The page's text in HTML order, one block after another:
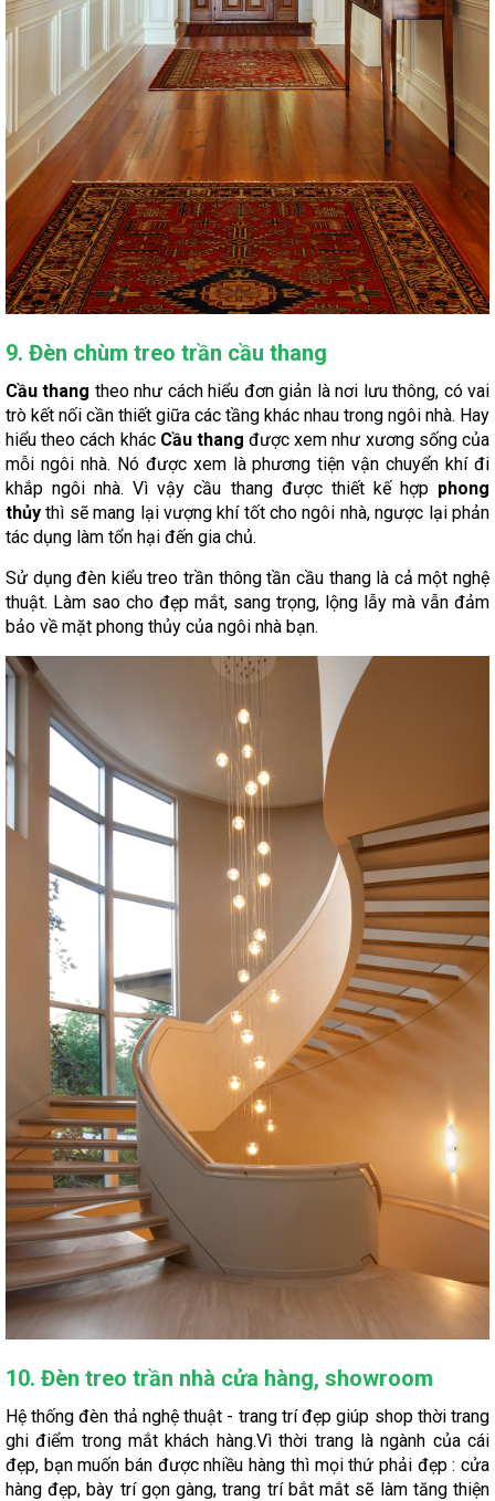
9. Đèn chùm treo trần cầu thang
Cầu thang theo như cách hiểu đơn giản là nơi lưu thông, có vai
trò kết nối cần thiết giữa các tầng khác nhau trong ngôi nhà. Hay
hiểu theo cách khác Cầu thang được xem như xương sống của
mỗi ngôi nhà. Nó được xem là phương tiện vận chuyển khí đi
khắp ngôi nhà. Vì vậy cầu thang được thiết kế hợp phong
thủy thì sẽ mang lại vượng khí tốt cho ngôi nhà, ngược lại phản
tác dụng làm tổn hại đến gia chủ.
Sử dụng đèn kiểu treo trần thông tần cầu thang là cả một nghệ
thuật. Làm sao cho đẹp mắt, sang trọng, lộng lẫy mà vẫn đảm
bảo về mặt phong thủy của ngôi nhà bạn.
10. Đèn treo trần nhà cửa hàng, showroom
Hệ thống đèn thả nghệ thuật - trang trí đẹp giúp shop thời trang
ghi điểm trong mắt khách hàng.Vì thời trang là ngành của cái
đẹp, bạn muốn bán được nhiều hàng thì mọi thứ phải đẹp : cửa
hàng đẹp, bày trí gọn gàng, trang trí bắt mắt sẽ làm tăng thiện